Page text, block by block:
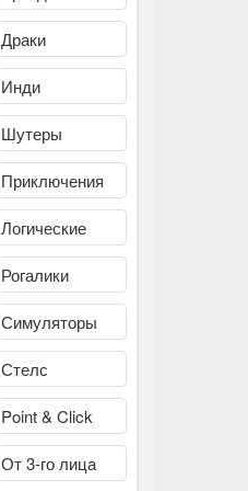
Драки
Инди
Шутеры
Приключения
Логические
Рогалики
Симуляторы
Стелс
Point & Click
От 3-го лица